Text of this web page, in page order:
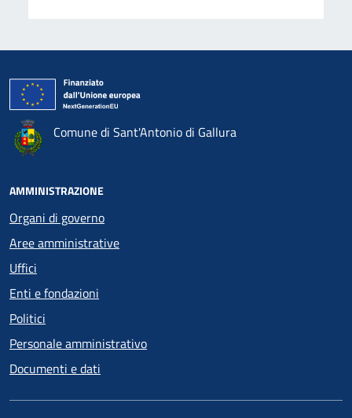
Comune di Sant'Antonio di Gallura
AMMINISTRAZIONE
Organi di governo
Aree amministrative
Uffici
Enti e fondazioni
Politici
Personale amministrativo
Documenti e dati